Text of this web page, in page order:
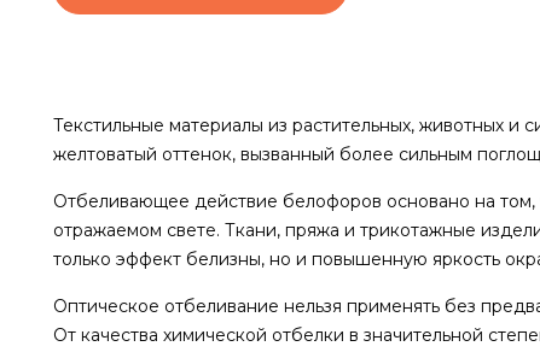
Текстильные материалы из растительных, животных и
желтоватый оттенок, вызванный более сильным
Отбеливающее действие белофоров основано на том,
отражаемом свете. Ткани, пряжа и трикотажные
только эффект белизны, но и повышенную яркость
Оптическое отбеливание нельзя применять без
От качества химической отбелки в значительной